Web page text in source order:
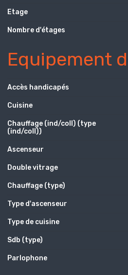
Etage
Nombre d'étages
Equipement
Accès handicapés
Cuisine
Chauffage (ind/coll) (type
(ind/coll))
Ascenseur
Double vitrage
Chauffage (type)
Type d'ascenseur
Type de cuisine
Sdb (type)
Parlophone